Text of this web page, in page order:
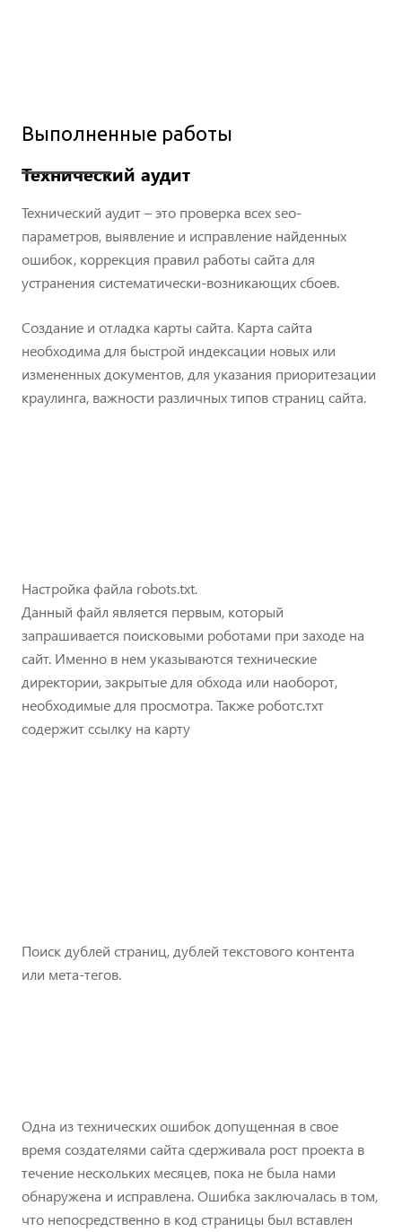
Выполненные работы
Технический аудит
Технический аудит – это проверка всех seo-
параметров, выявление и исправление найденных
ошибок, коррекция правил работы сайта для
устранения систематически-возникающих сбоев.
Создание и отладка карты сайта. Карта сайта
необходима для быстрой индексации новых или
измененных документов, для указания приоритезации
краулинга, важности различных типов страниц сайта.
Настройка файла robots.txt.
Данный файл является первым, который
запрашивается поисковыми роботами при заходе на
сайт. Именно в нем указываются технические
директории, закрытые для обхода или наоборот,
необходимые для просмотра. Также роботс.тхт
содержит ссылку на карту
Поиск дублей страниц, дублей текстового контента
или мета-тегов.
Одна из технических ошибок допущенная в свое
время создателями сайта сдерживала рост проекта в
течение нескольких месяцев, пока не была нами
обнаружена и исправлена. Ошибка заключалась в том,
что непосредственно в код страницы был вставлен